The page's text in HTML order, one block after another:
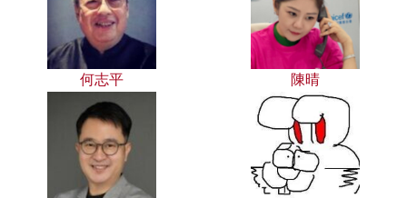
何志平 陳晴